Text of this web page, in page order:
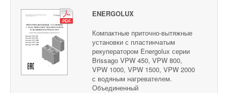
ENERGOLUX
Компактные приточно-вытяжные
установки с пластинчатым
рекуператором Energolux серии
Brissago VPW 450, VPW 800,
VPW 1000, VPW 1500, VPW 2000
с водяным нагревателем.
Объединенный